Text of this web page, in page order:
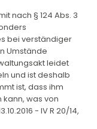
nach § 124 Abs. 3
bei verständiger
Umstände
leidet
und ist deshalb
ist, dass ihm
was von
- IV R 20/14,